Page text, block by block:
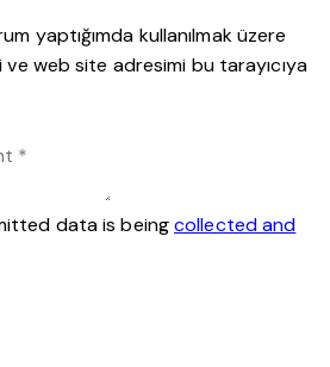
yaptığımda kullanılmak üzere
ve web site adresimi bu tarayıcıya
data is beingcollected and